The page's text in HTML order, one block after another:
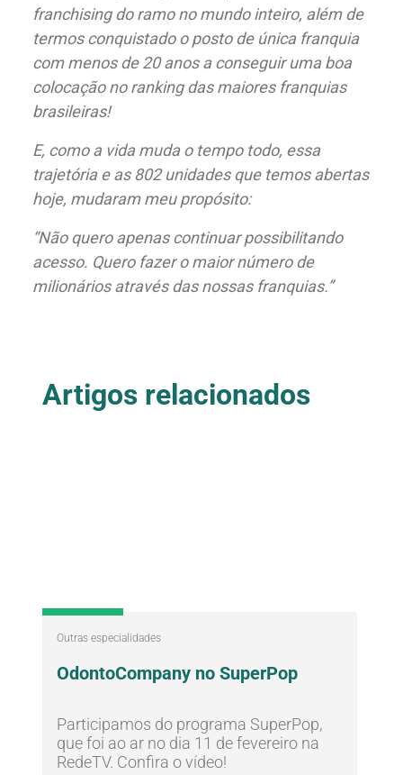
franchising do ramo no mundo inteiro, além de
termos conquistado o posto de única franquia
com menos de 20 anos a conseguir uma boa
colocação no ranking das maiores franquias
brasileiras!
E, como a vida muda o tempo todo, essa
trajetória e as 802 unidades que temos abertas
hoje, mudaram meu propósito:
“Não quero apenas continuar possibilitando
acesso. Quero fazer o maior número de
milionários através das nossas franquias.”
Artigos relacionados
Outras especialidades
OdontoCompany no SuperPop
Participamos do programa SuperPop,
que foi ao ar no dia 11 de fevereiro na
RedeTV. Confira o vídeo!